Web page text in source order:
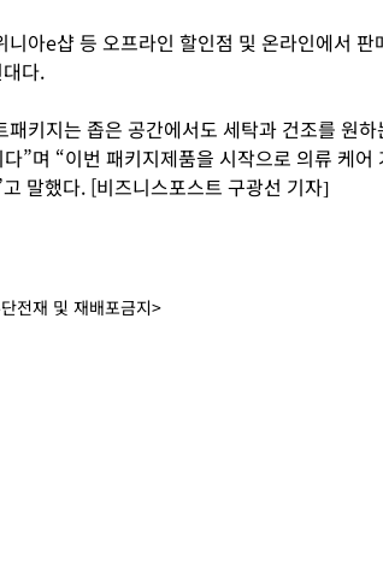
아e샵 등 오프라인 할인점 및 온라인에서 판
다.
키지는 좁은 공간에서도 세탁과 건조를 원하
”며 “이번 패키지제품을 시작으로 의류 케어
말했다. [비즈니스포스트 구광선 기자]
전재 및 재배포금지>